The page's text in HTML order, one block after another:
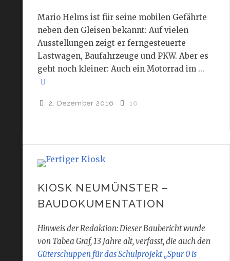
Mario Helms ist für seine mobilen Gefährte
neben den Gleisen bekannt: Auf vielen
Ausstellungen zeigt er ferngesteuerte
Lastwagen, Baufahrzeuge und PKW. Aber es
geht noch kleiner: Auch ein Motorrad im ...
2. Dezember 2016 10
KIOSK NEUMÜNSTER –
BAUDOKUMENTATION
Hinweis der Redaktion: Dieser Baubericht wurde
von Tabea Graf, 13 Jahre alt, verfasst, die auch den
Güterschuppen für das Schulprojekt „Spur 0 is